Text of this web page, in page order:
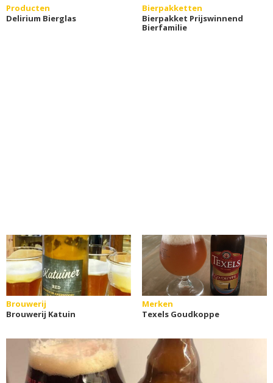
Producten
Delirium Bierglas
Bierpakketten
Bierpakket Prijswinnend
Bierfamilie
Brouwerij
Brouwerij Katuin
Merken
Texels Goudkoppe